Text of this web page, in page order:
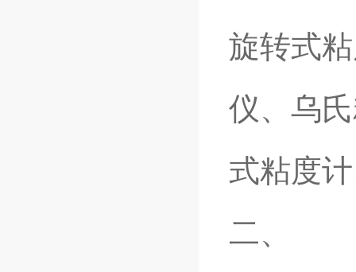
旋转式
仪、乌
式粘度
二、